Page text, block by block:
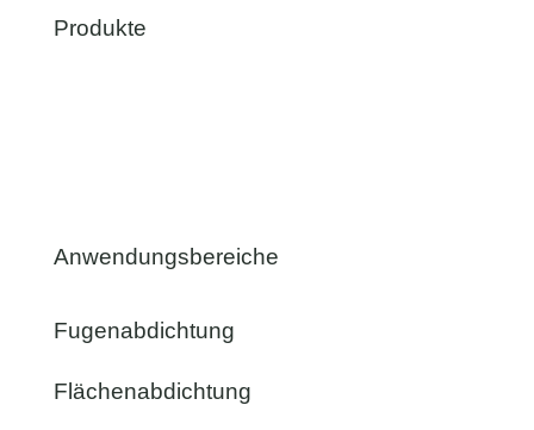
Produkte
Anwendungsbereiche
Fugenabdichtung
Flächenabdichtung